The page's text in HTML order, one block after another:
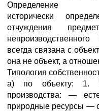
Определение
исторически
отчуждения
всегда связана с
она не объект, а
Типология
а) по объекту: 1.
производства: —
природные ресурсы —